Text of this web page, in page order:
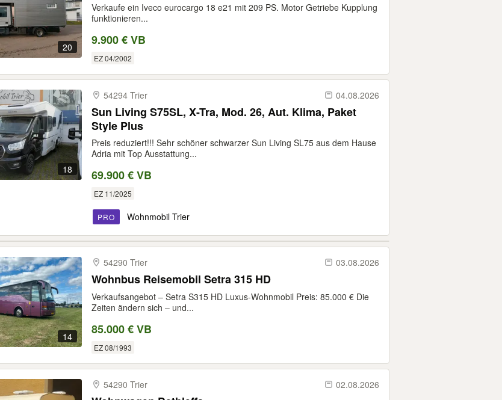
20
Verkaufe ein Iveco eurocargo 18 e21 mit 209 PS. Motor Getriebe Kupplung
funktionieren...
9.900 € VB
EZ 04/2002
18
54294 Trier 04.08.2026
Sun Living S75SL, X-Tra, Mod. 26, Aut. Klima, Paket
Style Plus
Preis reduziert!!! Sehr schöner schwarzer Sun Living SL75 aus dem Hause
Adria mit Top Ausstattung...
69.900 € VB
EZ 11/2025
PRO Wohnmobil Trier
14
54290 Trier 03.08.2026
Wohnbus Reisemobil Setra 315 HD
Verkaufsangebot – Setra S315 HD Luxus-Wohnmobil Preis: 85.000 € Die
Zeiten ändern sich – und...
85.000 € VB
EZ 08/1993
54290 Trier 02.08.2026